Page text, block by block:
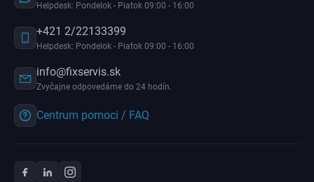
Helpdesk: Pondelok - Piatok 09:00 - 16:00
+421 2/22133399
Helpdesk: Pondelok - Piatok 09:00 - 16:00
info@fixservis.sk
Zvyčajne odpovedáme do 24 hodín.
Centrum pomoci / FAQ